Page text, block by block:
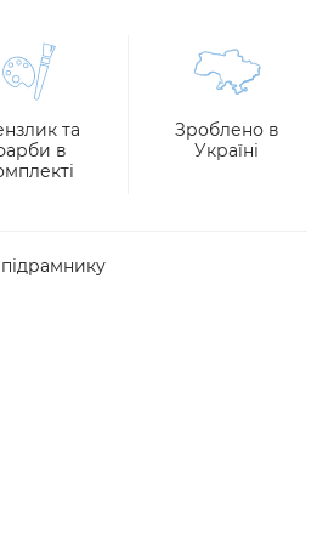
та
в
Зроблено в
Україні